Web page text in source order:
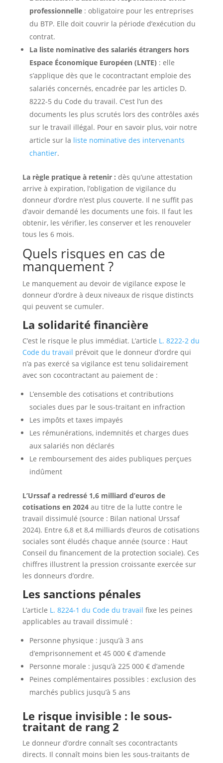
professionnelle: obligatoire pour les entreprises
du BTP. Elle doit couvrir la période d’exécution du
contrat.
La liste nominative des salariés étrangers hors
Espace Économique Européen (LNTE) : elle
s’applique dès que le cocontractant emploie des
salariés concernés, encadrée par les articles D.
8222-5 du Code du travail. C’est l’un des
documents les plus scrutés lors des contrôles axés
sur le travail illégal. Pour en savoir plus, voir notre
article sur la liste nominative des intervenants
chantier.
La règle pratique à retenir : dès qu’une attestation
arrive à expiration, l’obligation de vigilance du
donneur d’ordre n’est plus couverte. Il ne suffit pas
d’avoir demandé les documents une fois. Il faut les
obtenir, les vérifier, les conserver et les renouveler
tous les 6 mois.
Quels risques en cas de
manquement ?
Le manquement au devoir de vigilance expose le
donneur d’ordre à deux niveaux de risque distincts
qui peuvent se cumuler.
La solidarité financière
C’est le risque le plus immédiat. L’article L. 8222-2 du
Code du travail prévoit que le donneur d’ordre qui
n’a pas exercé sa vigilance est tenu solidairement
avec son cocontractant au paiement de :
L’ensemble des cotisations et contributions
sociales dues par le sous-traitant en infraction
Les impôts et taxes impayés
Les rémunérations, indemnités et charges dues
aux salariés non déclarés
Le remboursement des aides publiques perçues
indûment
L’Urssaf a redressé 1,6 milliard d’euros de
cotisations en 2024au titre de la lutte contre le
travail dissimulé (source : Bilan national Urssaf
2024). Entre 6,8 et 8,4 milliards d’euros de cotisations
sociales sont éludés chaque année (source : Haut
Conseil du financement de la protection sociale). Ces
chiffres illustrent la pression croissante exercée sur
les donneurs d’ordre.
Les sanctions pénales
L’article L. 8224-1 du Code du travail fixe les peines
applicables au travail dissimulé :
Personne physique : jusqu’à 3 ans
d’emprisonnement et 45 000 € d’amende
Personne morale : jusqu’à 225 000 € d’amende
Peines complémentaires possibles : exclusion des
marchés publics jusqu’à 5 ans
Le risque invisible : le sous-
traitant de rang 2
Le donneur d’ordre connaît ses cocontractants
directs. Il connaît moins bien les sous-traitants de